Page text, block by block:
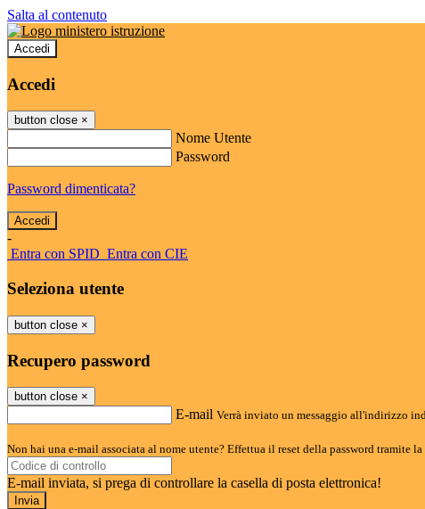
Salta al contenuto
Accedi
Accedi
button close ×
Nome Utente
Password
Password dimenticata?
-
Entra con SPID Entra con CIE
Seleziona utente
button close ×
Recupero password
button close ×
E-mail Verrà inviato un messaggio all'indirizzo
Non hai una e-mail associata al nome utente? Effettua il reset della password tramite la
E-mail inviata, si prega di controllare la casella di posta elettronica!